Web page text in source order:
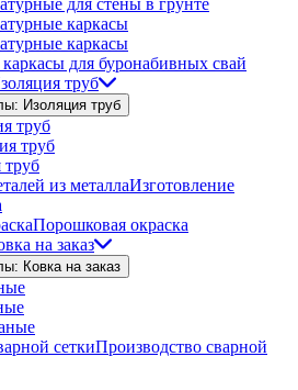
для стены в грунте
каркасы
каркасы
для буронабивных свай
труб
Изоляция труб
труб
труб
Изготовление
Порошковая окраска
на заказ
Ковка на заказ
Производство сварной